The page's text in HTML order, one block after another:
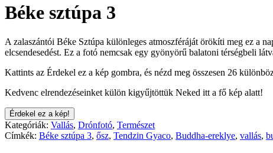
Béke sztúpa 3
A zalaszántói Béke Sztúpa különleges atmoszféráját örökíti meg ez a
elcsendesedést. Ez a fotó nemcsak egy gyönyörű balatoni térségbeli
Kattints az Érdekel ez a kép gombra, és nézd meg összesen 26
Kedvenc elrendezéseinket külön kigyűjtöttük Neked itt a fő kép alatt!
Érdekel ez a kép!
Kategóriák: Vallás, Drónfotó, Természet
Címkék: Béke sztúpa 3, ősz, Tendzin Gyaco, Buddha-ereklye, vallás,